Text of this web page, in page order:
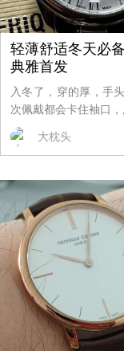
轻薄舒适冬天必
典雅首发
入冬了，穿的厚，手
次佩戴都会卡住袖口，
大枕头